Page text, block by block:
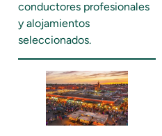
conductores profesionales
y alojamientos
seleccionados.